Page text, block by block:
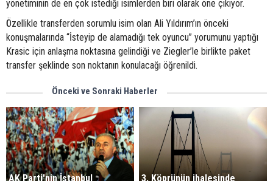
yönetiminin de en çok istediği isimlerden biri olarak öne çıkıyor.
Özellikle transferden sorumlu isim olan Ali Yıldırım’ın önceki
konuşmalarında “İsteyip de alamadığı tek oyuncu” yorumunu yaptığı
Krasic için anlaşma noktasına gelindiği ve Ziegler’le birlikte paket
transfer şeklinde son noktanın konulacağı öğrenildi.
Önceki ve Sonraki Haberler
AK Parti'nin İstanbul
3. Köprünün ihalesinde